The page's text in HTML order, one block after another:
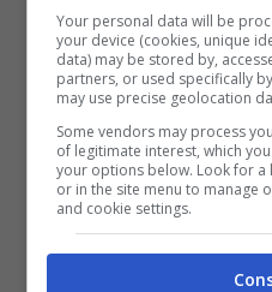
Categorie
News
Reddito di
Dopo
Your personal data will be
your device (cookies, unique
data) may be stored by,
partners, or used specifically
may use precise geolocation
Some vendors may process
of legitimate interest, which
your options below. Look for
or in the site menu to manage
and cookie settings.